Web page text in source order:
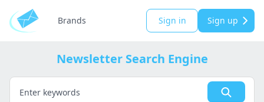
Brands Sign in Sign up
Newsletter Search Engine